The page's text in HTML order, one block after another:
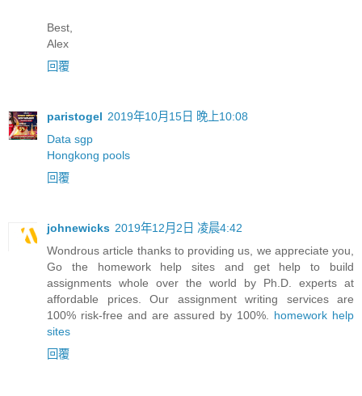
Best,
Alex
回覆
paristogel 2019年10月15日 晚上10:08
Data sgp
Hongkong pools
回覆
johnewicks 2019年12月2日 凌晨4:42
Wondrous article thanks to providing us, we appreciate you,
Go the homework help sites and get help to build
assignments whole over the world by Ph.D. experts at
affordable prices. Our assignment writing services are
100% risk-free and are assured by 100%. homework help
sites
回覆